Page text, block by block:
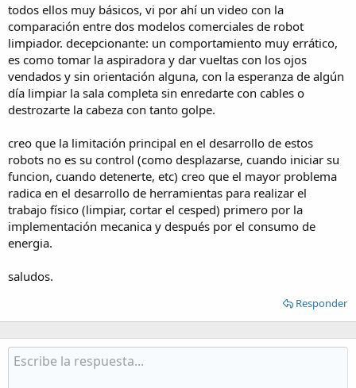
todos ellos muy básicos, vi por ahí un video con la
comparación entre dos modelos comerciales de robot
limpiador. decepcionante: un comportamiento muy errático,
es como tomar la aspiradora y dar vueltas con los ojos
vendados y sin orientación alguna, con la esperanza de algún
día limpiar la sala completa sin enredarte con cables o
destrozarte la cabeza con tanto golpe.
creo que la limitación principal en el desarrollo de estos
robots no es su control (como desplazarse, cuando iniciar su
funcion, cuando detenerte, etc) creo que el mayor problema
radica en el desarrollo de herramientas para realizar el
trabajo físico (limpiar, cortar el cesped) primero por la
implementación mecanica y después por el consumo de
energia.
saludos.
Responder